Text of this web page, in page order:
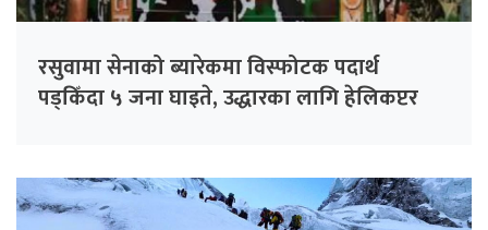
रसुवामा सेनाको ब्यारेकमा विस्फोटक पदार्थ
पड्किँदा ५ जना घाइते, उद्धारका लागि हेलिकप्टर